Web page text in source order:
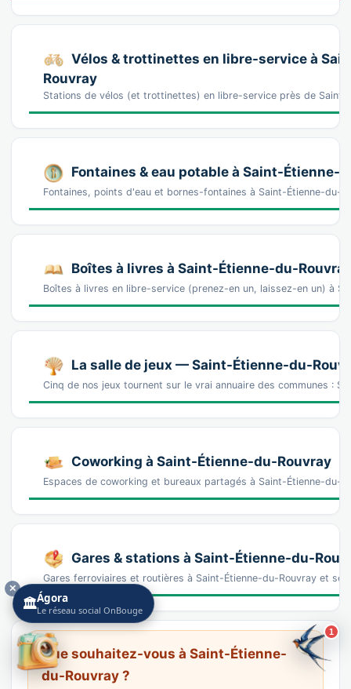
1
Vélos & trottinettes en libre-service à
Rouvray
Stations de vélos (et trottinettes) en libre-service près de
Fontaines & eau potable à Saint-Étienne-
Fontaines, points d'eau et bornes-fontaines à Saint-Étienne-du-
Boîtes à livres à Saint-Étienne-du-
Boîtes à livres en libre-service (prenez-en un, laissez-en un) à
La salle de jeux — Saint-Étienne-du-
Cinq de nos jeux tournent sur le vrai annuaire des communes :
Coworking à Saint-Étienne-du-Rouvray
Espaces de coworking et bureaux partagés à Saint-Étienne-du-
Gares & stations à Saint-Étienne-du-
Gares ferroviaires et routières à Saint-Étienne-du-Rouvray et
Que souhaitez-vous à Saint-Étienne-
du-Rouvray ?
🏛️Ágora
Le réseau social OnBouge
✕